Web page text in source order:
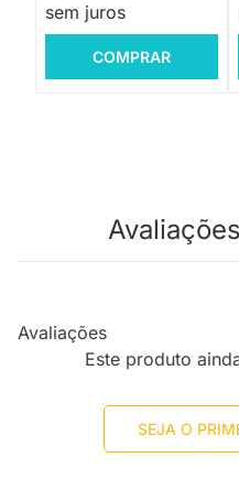
sem juros
COMPRAR
Avaliações
Este produto
SEJA O